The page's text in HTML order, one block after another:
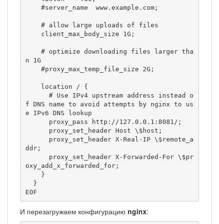
n 1G
f DNS name to avoid attempts by nginx to us
e IPv6 DNS lookup
ddr;
oxy_add_x_forwarded_for;
EOF
И перезагружаем конфигурацию nginx: